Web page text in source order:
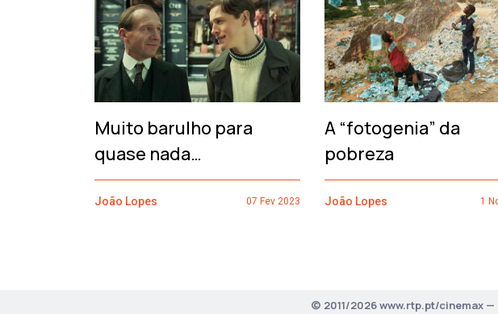
Muito barulho para
quase nada…
João Lopes 07 Fev 2023
A “fotogenia” da
pobreza
João Lopes 1
‹
© 2011/2026 www.rtp.pt/cinemax